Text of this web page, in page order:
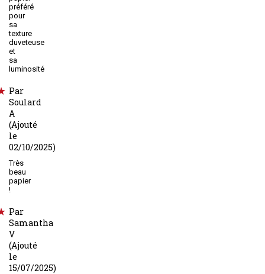
préféré
pour
sa
texture
duveteuse
et
sa
luminosité
Par
Soulard
A
(Ajouté
le
02/10/2025)
Très
beau
papier
!
Par
Samantha
V
(Ajouté
le
15/07/2025)